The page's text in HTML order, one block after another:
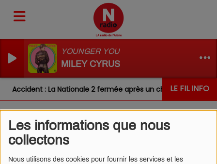
Les informations que nous
collectons
Nous utilisons des cookies pour fournir les services et les
YOUNGER YOU
MILEY CYRUS
LE FIL INFO
Accident : La Nationale 2 fermée après un choc entre deux
L'ŒIL DE CÉDRIC 18/09/2025